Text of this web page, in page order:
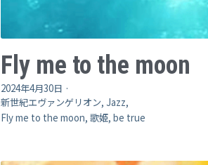
Fly me to the moon
2024年4月30日 ·
新世紀エヴァンゲリオン, Jazz,
Fly me to the moon, 歌姫, be true